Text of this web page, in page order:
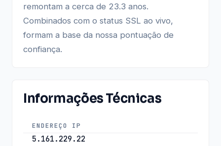
remontam a cerca de 23.3 anos.
Combinados com o status SSL ao vivo,
formam a base da nossa pontuação de
confiança.
Informações Técnicas
ENDEREÇO IP
5.161.229.22